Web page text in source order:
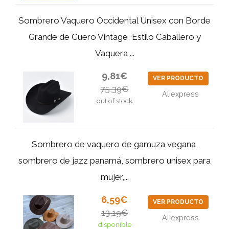
Sombrero Vaquero Occidental Unisex con Borde
Grande de Cuero Vintage, Estilo Caballero y
Vaquera,...
9,81€
75,39€
out of stock
VER PRODUCTO
Aliexpress
Sombrero de vaquero de gamuza vegana,
sombrero de jazz panamá, sombrero unisex para
mujer,...
6,59€
13,19€
disponible
VER PRODUCTO
Aliexpress